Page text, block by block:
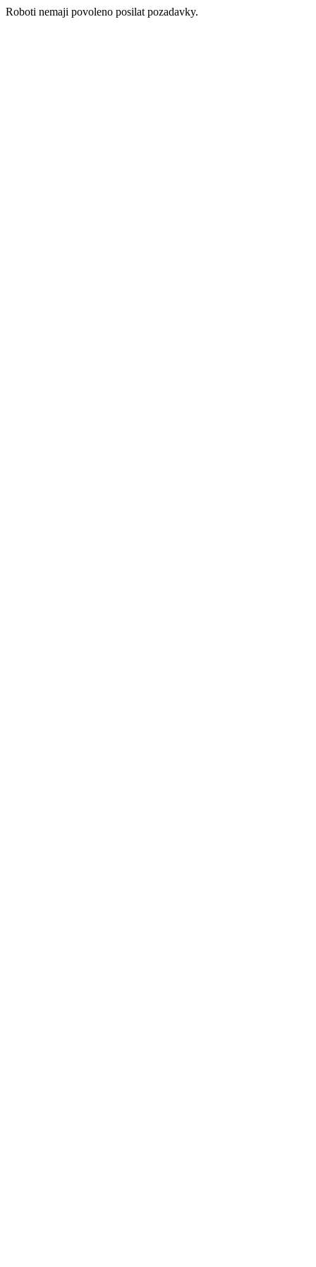
Roboti nemaji povoleno posilat pozadavky.